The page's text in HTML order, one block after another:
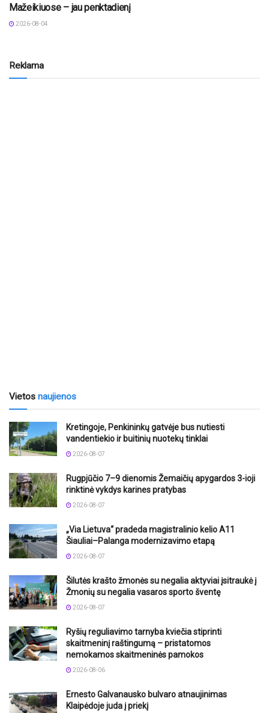
Mažeikiuose – jau penktadienį
2026-08-04
Reklama
Vietos naujienos
Kretingoje, Penkininkų gatvėje bus nutiesti
vandentiekio ir buitinių nuotekų tinklai
2026-08-07
Rugpjūčio 7–9 dienomis Žemaičių apygardos 3-ioji
rinktinė vykdys karines pratybas
2026-08-07
„Via Lietuva“ pradeda magistralinio kelio A11
Šiauliai–Palanga modernizavimo etapą
2026-08-07
Šilutės krašto žmonės su negalia aktyviai įsitraukė į
Žmonių su negalia vasaros sporto šventę
2026-08-07
Ryšių reguliavimo tarnyba kviečia stiprinti
skaitmeninį raštingumą – pristatomos
nemokamos skaitmeninės pamokos
2026-08-06
Ernesto Galvanausko bulvaro atnaujinimas
Klaipėdoje juda į priekį